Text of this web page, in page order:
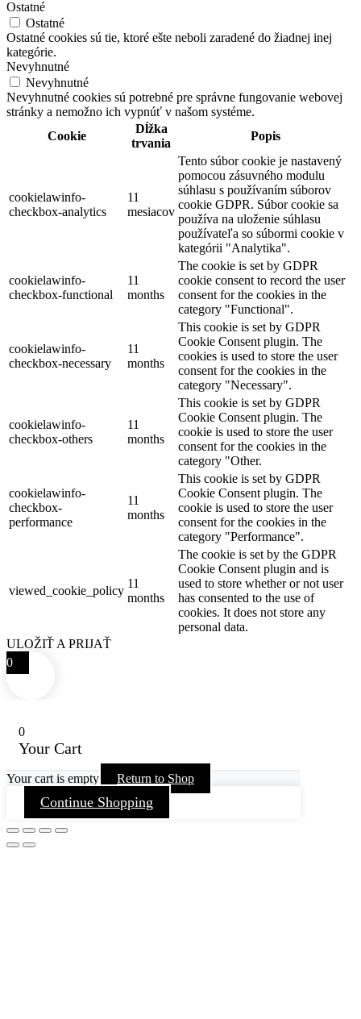
Ostatné
Ostatné
Ostatné cookies sú tie, ktoré ešte neboli zaradené do žiadnej inej
kategórie.
Nevyhnutné
Nevyhnutné
Nevyhnutné cookies sú potrebné pre správne fungovanie webovej
stránky a nemožno ich vypnúť v našom systéme.
Cookie
Dĺžka
trvania
Popis
cookielawinfo-
checkbox-analytics
11
mesiacov
Tento súbor cookie je nastavený
pomocou zásuvného modulu
súhlasu s používaním súborov
cookie GDPR. Súbor cookie sa
používa na uloženie súhlasu
používateľa so súbormi cookie v
kategórii "Analytika".
cookielawinfo-
checkbox-functional
11
months
The cookie is set by GDPR
cookie consent to record the user
consent for the cookies in the
category "Functional".
cookielawinfo-
checkbox-necessary
11
months
This cookie is set by GDPR
Cookie Consent plugin. The
cookies is used to store the user
consent for the cookies in the
category "Necessary".
cookielawinfo-
checkbox-others
11
months
This cookie is set by GDPR
Cookie Consent plugin. The
cookie is used to store the user
consent for the cookies in the
category "Other.
cookielawinfo-
checkbox-
performance
11
months
This cookie is set by GDPR
Cookie Consent plugin. The
cookie is used to store the user
consent for the cookies in the
category "Performance".
viewed_cookie_policy
11
months
The cookie is set by the GDPR
Cookie Consent plugin and is
used to store whether or not user
has consented to the use of
cookies. It does not store any
personal data.
ULOŽIŤ A PRIJAŤ
0
0
Your Cart
Your cart is empty Return to Shop
Continue Shopping